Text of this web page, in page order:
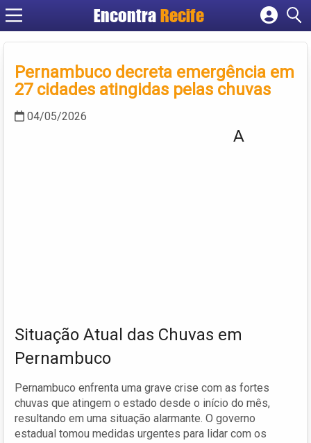
Encontra Recife
Cadastrar empresa
Criar conta
Pernambuco decreta emergência em
27 cidades atingidas pelas chuvas
04/05/2026
A
Situação Atual das Chuvas em
Pernambuco
Pernambuco enfrenta uma grave crise com as fortes
chuvas que atingem o estado desde o início do mês,
resultando em uma situação alarmante. O governo
estadual tomou medidas urgentes para lidar com os